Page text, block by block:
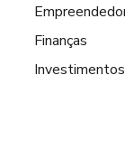
Finanças
Investimentos